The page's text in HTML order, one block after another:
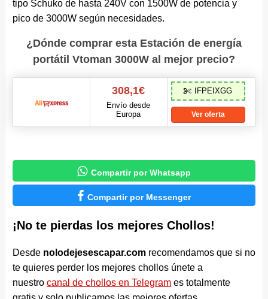
tipo Schuko de hasta 240V con 1500W de potencia y
pico de 3000W según necesidades.
¿Dónde comprar esta Estación de energía
portátil Vtoman 3000W al mejor precio?
308,1€
Envío desde
Europa
IFPEIXGG
Ver oferta
 Compartir por Whatsapp
 Compartir por Messenger
¡No te pierdas los mejores Chollos!
Desde nolodejesescapar.comrecomendamos que si no
te quieres perder los mejores chollos únete a
nuestro canal de chollos en Telegrames totalmente